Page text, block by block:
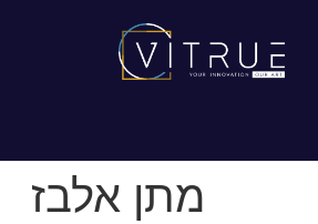
מתן אלבז